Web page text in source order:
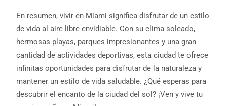
En resumen, vivir en Miami significa disfrutar de un estilo
de vida al aire libre envidiable. Con su clima soleado,
hermosas playas, parques impresionantes y una gran
cantidad de actividades deportivas, esta ciudad te ofrece
infinitas oportunidades para disfrutar de la naturaleza y
mantener un estilo de vida saludable. ¿Qué esperas para
descubrir el encanto de la ciudad del sol? ¡Ven y vive tu